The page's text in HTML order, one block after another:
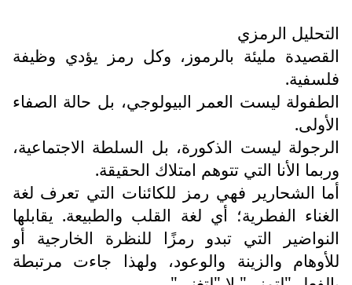
التحليل الرمزي
القصيدة مليئة بالرموز، وكل رمز يؤدي وظيفة
فلسفية.
الطفولة ليست العمر البيولوجي، بل حالة الصفاء
الأولى.
الرجولة ليست الذكورة، بل السلطة الاجتماعية،
وربما الأنا التي تتوهم امتلاك الحقيقة.
أما الشحارير فهي رمز للكائنات التي تعرف لغة
الغناء الفطرية؛ أي لغة القلب والطبيعة. يقابلها
النواضير التي تبدو رمزًا للنظرة الخارجية أو
للأوهام والزينة والوعود، ولهذا جاءت مرتبطة